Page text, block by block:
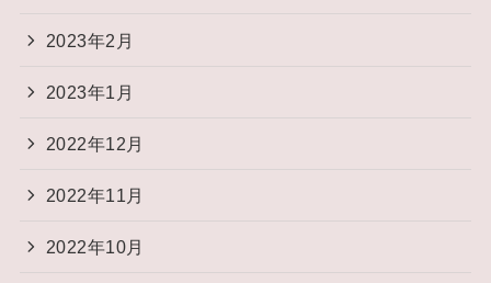
2023年2月
2023年1月
2022年12月
2022年11月
2022年10月